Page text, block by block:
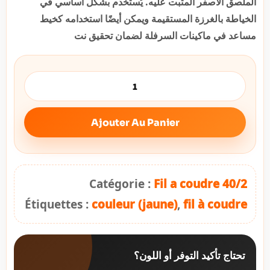
الخياطة بالغرزة المستقيمة ويمكن أيضًا استخدامه كخيط
مساعد في ماكينات السرفلة لضمان تحقيق نت
Ajouter Au Panier
Catégorie : Fil a coudre 40/2
Étiquettes :couleur (jaune), fil à coudre
تحتاج تأكيد التوفر أو اللون؟